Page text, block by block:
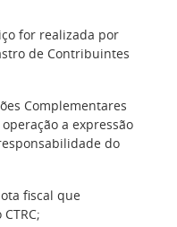
for realizada por
de Contribuintes
Complementares
a expressão
do
fiscal que